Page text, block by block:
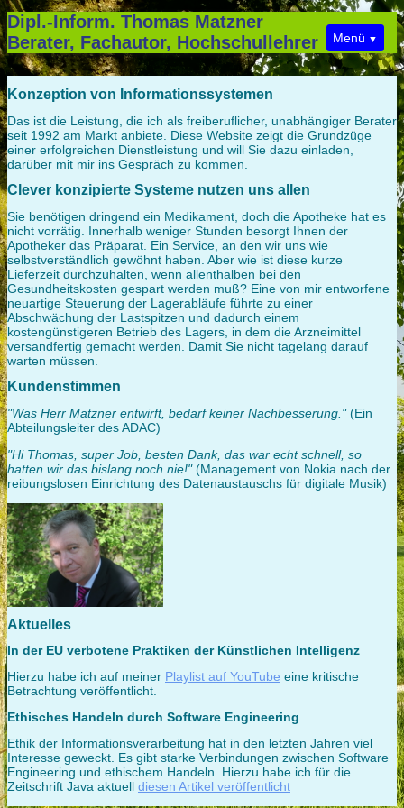
Dipl.-Inform. Thomas Matzner
Berater, Fachautor, Hochschullehrer
Home
Meine Leistungen
Nutzen guten Designs
Projekte
Veröffentlichungen
Impressum
Datenschutzerklärung
Menü
Konzeption von Informationssystemen
Das ist die Leistung, die ich als freiberuflicher, unabhängiger Berater
seit 1992 am Markt anbiete. Diese Website zeigt die Grundzüge
einer erfolgreichen Dienstleistung und will Sie dazu einladen,
darüber mit mir ins Gespräch zu kommen.
Clever konzipierte Systeme nutzen uns allen
Sie benötigen dringend ein Medikament, doch die Apotheke hat es
nicht vorrätig. Innerhalb weniger Stunden besorgt Ihnen der
Apotheker das Präparat. Ein Service, an den wir uns wie
selbstverständlich gewöhnt haben. Aber wie ist diese kurze
Lieferzeit durchzuhalten, wenn allenthalben bei den
Gesundheitskosten gespart werden muß? Eine von mir entworfene
neuartige Steuerung der Lagerabläufe führte zu einer
Abschwächung der Lastspitzen und dadurch einem
kostengünstigeren Betrieb des Lagers, in dem die Arzneimittel
versandfertig gemacht werden. Damit Sie nicht tagelang darauf
warten müssen.
Kundenstimmen
"Was Herr Matzner entwirft, bedarf keiner Nachbesserung."(Ein
Abteilungsleiter des ADAC)
"Hi Thomas, super Job, besten Dank, das war echt schnell, so
hatten wir das bislang noch nie!"(Management von Nokia nach der
reibungslosen Einrichtung des Datenaustauschs für digitale Musik)
Aktuelles
In der EU verbotene Praktiken der Künstlichen Intelligenz
Hierzu habe ich auf meiner Playlist auf YouTube eine kritische
Betrachtung veröffentlicht.
Ethisches Handeln durch Software Engineering
Ethik der Informationsverarbeitung hat in den letzten Jahren viel
Interesse geweckt. Es gibt starke Verbindungen zwischen Software
Engineering und ethischem Handeln. Hierzu habe ich für die
Zeitschrift Java aktuell diesen Artikel veröffentlicht